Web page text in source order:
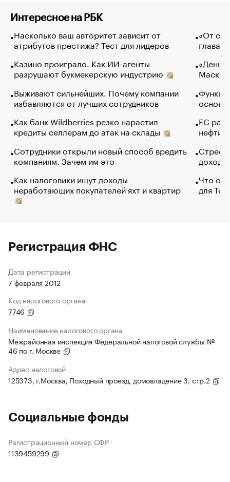
Интересное на РБК
Насколько ваш авторитет зависит от
атрибутов престижа? Тест для лидеров
Казино проиграло. Как ИИ-агенты
разрушают букмекерскую индустрию
Выживают сильнейших. Почему компании
избавляются от лучших сотрудников
Как банк Wildberries резко нарастил
кредиты селлерам до атак на склады
Сотрудники открыли новый способ вредить
компаниям. Зачем им это
Как налоговики ищут доходы
неработающих покупателей яхт и квартир
«От
глава
Маск в
основ
ЕС
нефти
Что
для
Регистрация ФНС
Дата регистрации
7 февраля 2012
Код налогового органа
7746
Наименование налогового органа
Межрайонная инспекция Федеральной налоговой службы №
46 по г. Москве
Адрес налоговой
125373, г.Москва, Походный проезд, домовладение 3, стр.2
Социальные фонды
Регистрационный номер СФР
1139459299